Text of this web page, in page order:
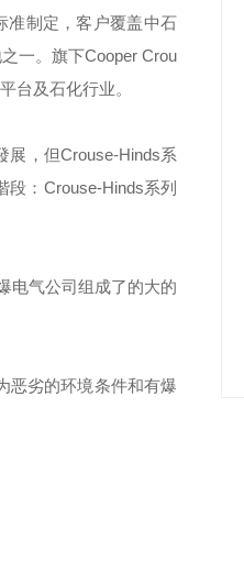
准制定，客户覆盖中石
一。旗下Cooper Crou
台及石化行业。
展，但Crouse-Hinds系
： Crouse-Hinds系列
电气公司组成了的大的
恶劣的环境条件和有爆